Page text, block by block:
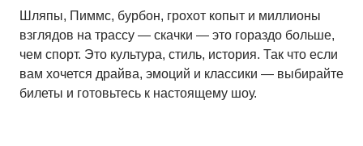
Шляпы, Пиммс, бурбон, грохот копыт и миллионы
взглядов на трассу — скачки — это гораздо больше,
чем спорт. Это культура, стиль, история. Так что если
вам хочется драйва, эмоций и классики — выбирайте
билеты и готовьтесь к настоящему шоу.